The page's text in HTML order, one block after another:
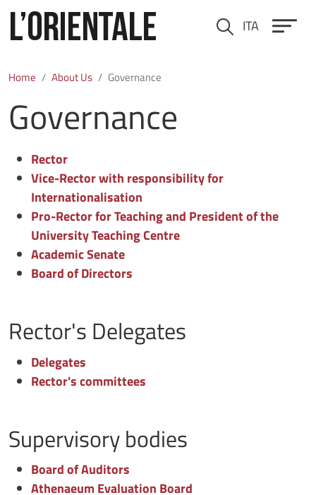
Cerca ITA
Home About Us Governance
Governance
Rector
Vice-Rector with responsibility for
Internationalisation
Pro-Rector for Teaching and President of the
University Teaching Centre
Academic Senate
Board of Directors
Rector's Delegates
Delegates
Rector's committees
Supervisory bodies
Board of Auditors
Athenaeum Evaluation Board